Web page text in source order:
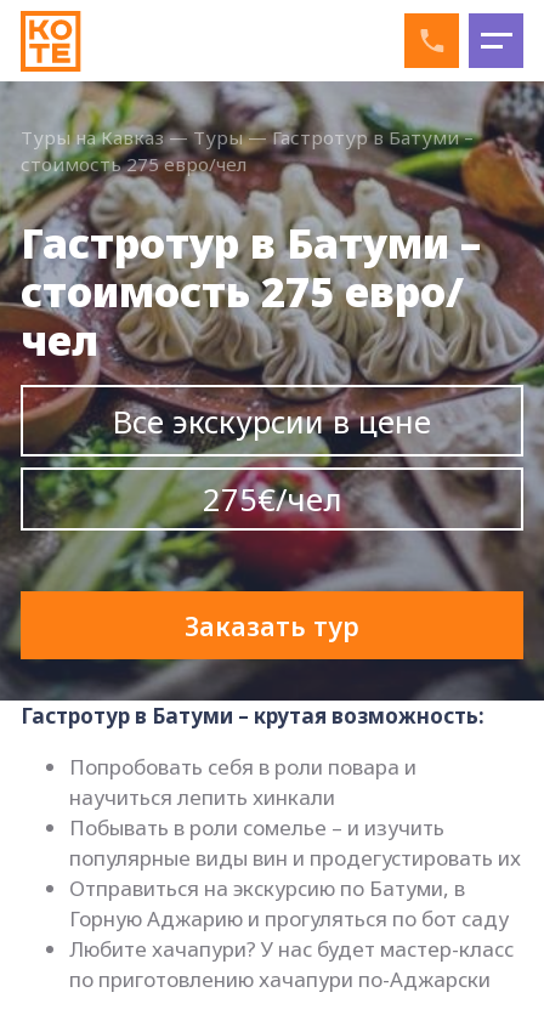
Туры на Кавказ—Туры— Гастротур в Батуми –
стоимость 275 евро/чел
Гастротур в Батуми –
стоимость 275 евро/
чел
Все экскурсии в цене
275€/чел
Заказать тур
Гастротур в Батуми – крутая возможность:
Попробовать себя в роли повара и
научиться лепить хинкали
Побывать в роли сомелье – и изучить
популярные виды вин и продегустировать их
Отправиться на экскурсию по Батуми, в
Горную Аджарию и прогуляться по бот саду
Любите хачапури? У нас будет мастер-класс
по приготовлению хачапури по-Аджарски